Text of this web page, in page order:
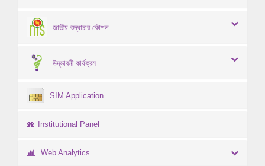
জাতীয় শুদ্ধাচার কৌশল
উদ্ভাবনী কার্যক্রম
SIM Application
Institutional Panel
Web Analytics